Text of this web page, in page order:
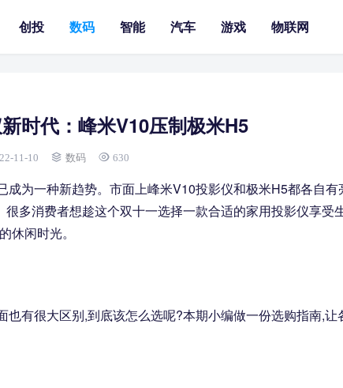
创投 数码 智能 汽车 游戏 物联网
时代：峰米V10压制极米H5
11-10 数码 630
为一种新趋势。市面上峰米V10投影仪和极米H5都各自有
多消费者想趁这个双十一选择一款合适的家用投影仪享受
休闲时光。
有很大区别,到底该怎么选呢?本期小编做一份选购指南,让